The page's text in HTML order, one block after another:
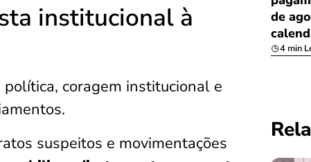
institucional à
coragem institucional e
suspeitos e movimentações
de
4 min